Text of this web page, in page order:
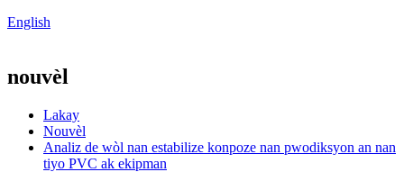
English
nouvèl
Lakay
Nouvèl
Analiz de wòl nan estabilize konpoze nan pwodiksyon an nan
tiyo PVC ak ekipman